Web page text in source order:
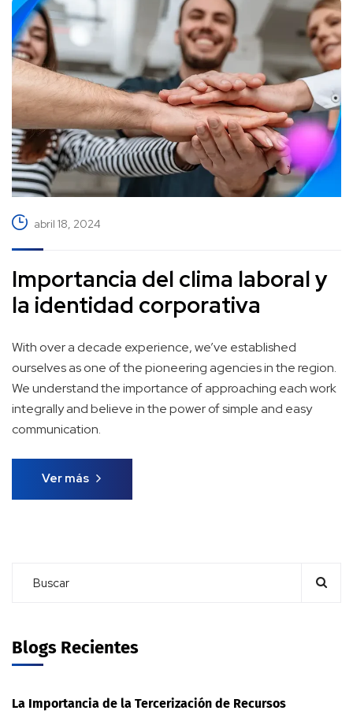
abril 18, 2024
Importancia del clima laboral y
la identidad corporativa
With over a decade experience, we’ve established
ourselves as one of the pioneering agencies in the region.
We understand the importance of approaching each work
integrally and believe in the power of simple and easy
communication.
Ver más
Blogs Recientes
La Importancia de la Tercerización de Recursos